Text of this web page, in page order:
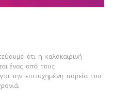
ότι η καλοκαιρινή
ένας από τους
την επιτυχημένη πορεία του